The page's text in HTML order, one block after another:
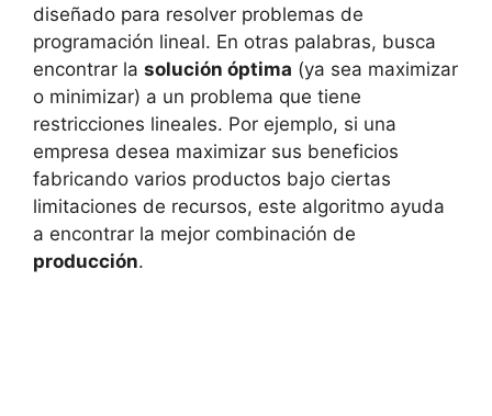
diseñado para resolver problemas de
programación lineal. En otras palabras, busca
encontrar la solución óptima (ya sea maximizar
o minimizar) a un problema que tiene
restricciones lineales. Por ejemplo, si una
empresa desea maximizar sus beneficios
fabricando varios productos bajo ciertas
limitaciones de recursos, este algoritmo ayuda
a encontrar la mejor combinación de
producción.